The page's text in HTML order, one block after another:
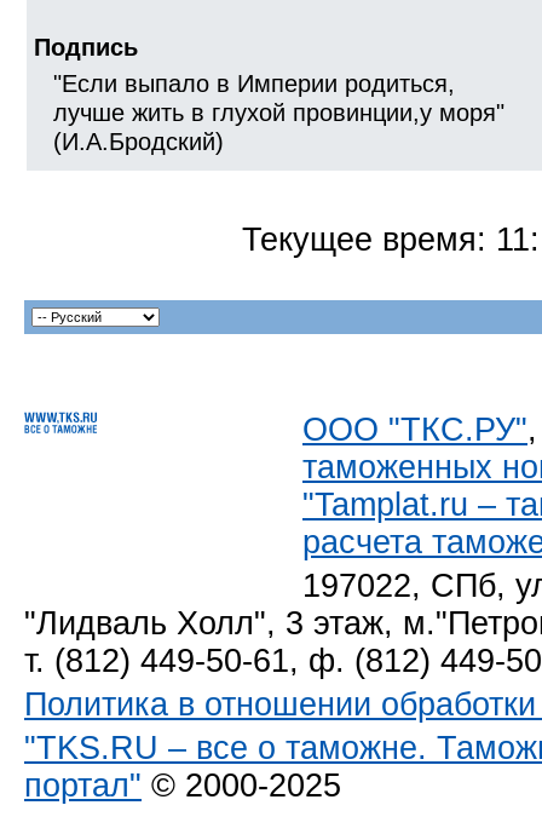
Подпись
"Если выпало в Империи родиться,
лучше жить в глухой провинции,у моря"
(И.А.Бродский)
Текущее время:
ООО "ТКС.РУ"
таможенных
"Tamplat.ru –
расчета
197022, СПб,
"Лидваль Холл", 3 этаж,
т. (812) 449-50-61, ф. (812) 449-
Политика в отношении
"TKS.RU – все о таможне.
портал" © 2000-2025